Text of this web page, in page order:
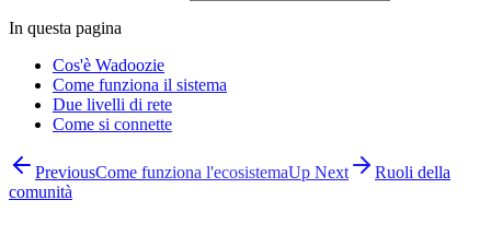
In questa pagina
Cos'è Wadoozie
Come funziona il sistema
Due livelli di rete
Come si connette
PreviousCome funziona l'ecosistemaUp Next
Ruoli della
comunità